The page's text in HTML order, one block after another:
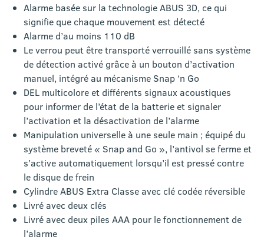
Alarme basée sur la technologie ABUS 3D, ce qui
signifie que chaque mouvement est détecté
Alarme d’au moins 110 dB
Le verrou peut être transporté verrouillé sans système
de détection activé grâce à un bouton d’activation
manuel, intégré au mécanisme Snap ‘n Go
DEL multicolore et différents signaux acoustiques
pour informer de l’état de la batterie et signaler
l’activation et la désactivation de l’alarme
Manipulation universelle à une seule main ; équipé du
système breveté « Snap and Go », l’antivol se ferme et
s’active automatiquement lorsqu’il est pressé contre
le disque de frein
Cylindre ABUS Extra Classe avec clé codée réversible
Livré avec deux clés
Livré avec deux piles AAA pour le fonctionnement de
l’alarme